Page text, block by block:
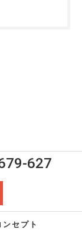
627
ンセプト